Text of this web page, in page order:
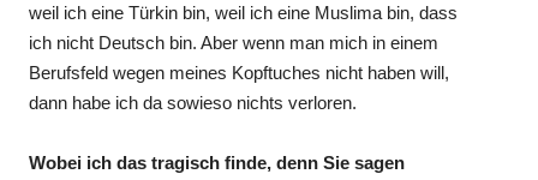
weil ich eine Türkin bin, weil ich eine Muslima bin, dass
ich nicht Deutsch bin. Aber wenn man mich in einem
Berufsfeld wegen meines Kopftuches nicht haben will,
dann habe ich da sowieso nichts verloren.
Wobei ich das tragisch finde, denn Sie sagen